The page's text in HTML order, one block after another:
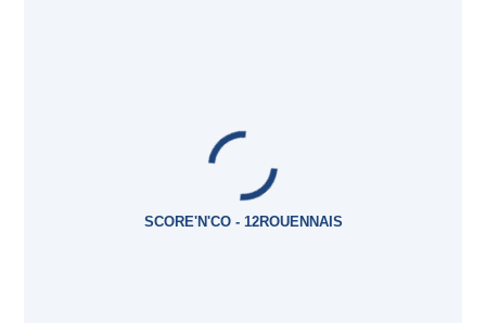
SCORE'N'CO - 12ROUENNAIS